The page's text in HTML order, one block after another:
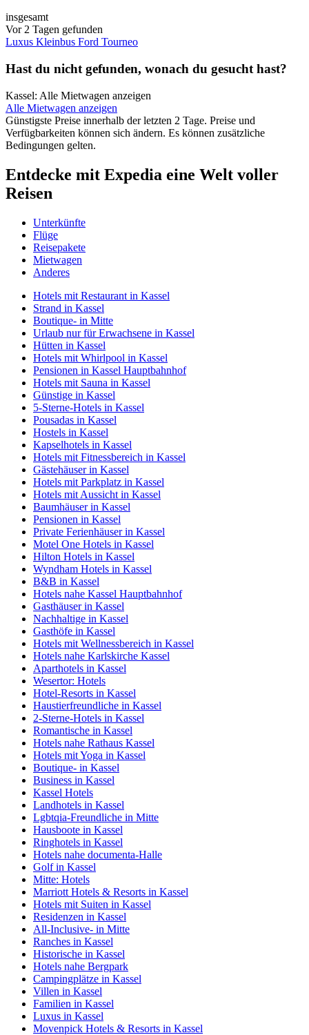
insgesamt
Vor 2 Tagen gefunden
Luxus Kleinbus Ford Tourneo
Hast du nicht gefunden, wonach du gesucht hast?
Kassel: Alle Mietwagen anzeigen
Alle Mietwagen anzeigen
Günstigste Preise innerhalb der letzten 2 Tage. Preise und
Verfügbarkeiten können sich ändern. Es können zusätzliche
Bedingungen gelten.
Entdecke mit Expedia eine Welt voller
Reisen
Unterkünfte
Flüge
Reisepakete
Mietwagen
Anderes
Hotels mit Restaurant in Kassel
Strand in Kassel
Boutique- in Mitte
Urlaub nur für Erwachsene in Kassel
Hütten in Kassel
Hotels mit Whirlpool in Kassel
Pensionen in Kassel Hauptbahnhof
Hotels mit Sauna in Kassel
Günstige in Kassel
5-Sterne-Hotels in Kassel
Pousadas in Kassel
Hostels in Kassel
Kapselhotels in Kassel
Hotels mit Fitnessbereich in Kassel
Gästehäuser in Kassel
Hotels mit Parkplatz in Kassel
Hotels mit Aussicht in Kassel
Baumhäuser in Kassel
Pensionen in Kassel
Private Ferienhäuser in Kassel
Motel One Hotels in Kassel
Hilton Hotels in Kassel
Wyndham Hotels in Kassel
B&B in Kassel
Hotels nahe Kassel Hauptbahnhof
Gasthäuser in Kassel
Nachhaltige in Kassel
Gasthöfe in Kassel
Hotels mit Wellnessbereich in Kassel
Hotels nahe Karlskirche Kassel
Aparthotels in Kassel
Wesertor: Hotels
Hotel-Resorts in Kassel
Haustierfreundliche in Kassel
2-Sterne-Hotels in Kassel
Romantische in Kassel
Hotels nahe Rathaus Kassel
Hotels mit Yoga in Kassel
Boutique- in Kassel
Business in Kassel
Kassel Hotels
Landhotels in Kassel
Lgbtqia-Freundliche in Mitte
Hausboote in Kassel
Ringhotels in Kassel
Hotels nahe documenta-Halle
Golf in Kassel
Mitte: Hotels
Marriott Hotels & Resorts in Kassel
Hotels mit Suiten in Kassel
Residenzen in Kassel
All-Inclusive- in Mitte
Ranches in Kassel
Historische in Kassel
Hotels nahe Bergpark
Campingplätze in Kassel
Villen in Kassel
Familien in Kassel
Luxus in Kassel
Movenpick Hotels & Resorts in Kassel